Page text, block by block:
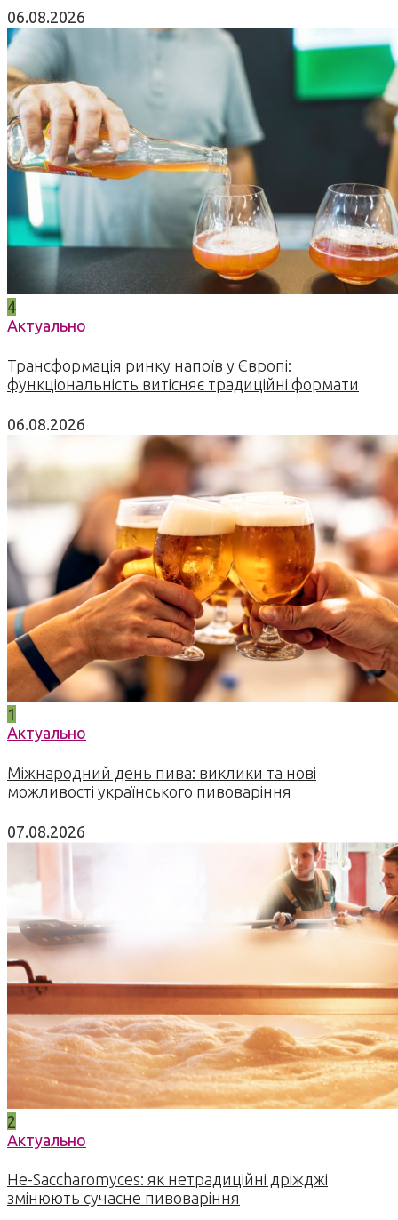
06.08.2026
4
Актуально
Трансформація ринку напоїв у Європі:
функціональність витісняє традиційні формати
06.08.2026
1
Актуально
Міжнародний день пива: виклики та нові
можливості українського пивоваріння
07.08.2026
2
Актуально
Не-Saccharomyces: як нетрадиційні дріжджі
змінюють сучасне пивоваріння